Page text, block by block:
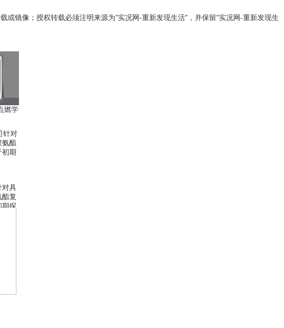
镜像；授权转载必须注明来源为"实况网-重新发现生活"，并保留"实况网-重新发现生
燃学
对具
复
期探